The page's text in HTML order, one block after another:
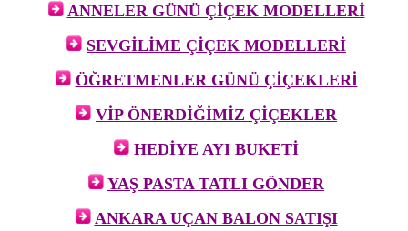
ANNELER GÜNÜ ÇİÇEK MODELLERİ
SEVGİLİME ÇİÇEK MODELLERİ
ÖĞRETMENLER GÜNÜ ÇİÇEKLERİ
VİP ÖNERDİĞİMİZ ÇİÇEKLER
HEDİYE AYI BUKETİ
YAŞ PASTA TATLI GÖNDER
ANKARA UÇAN BALON SATIŞI